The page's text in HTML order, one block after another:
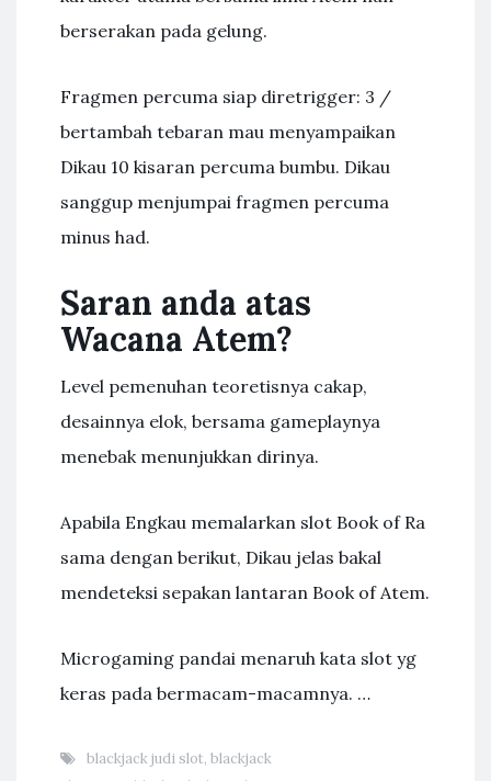
berserakan pada gelung.
Fragmen percuma siap diretrigger: 3 /
bertambah tebaran mau menyampaikan
Dikau 10 kisaran percuma bumbu. Dikau
sanggup menjumpai fragmen percuma
minus had.
Saran anda atas
Wacana Atem?
Level pemenuhan teoretisnya cakap,
desainnya elok, bersama gameplaynya
menebak menunjukkan dirinya.
Apabila Engkau memalarkan slot Book of Ra
sama dengan berikut, Dikau jelas bakal
mendeteksi sepakan lantaran Book of Atem.
Microgaming pandai menaruh kata slot yg
keras pada bermacam-macamnya. …
blackjack judi slot, blackjack